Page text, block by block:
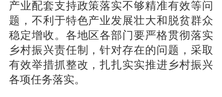
产业配套支持政策落实不够精准有效等问
题，不利于特色产业发展壮大和脱贫群众
稳定增收。各地区各部门要严格贯彻落实
乡村振兴责任制，针对存在的问题，采取
有效举措抓整改，扎扎实实推进乡村振兴
各项任务落实。